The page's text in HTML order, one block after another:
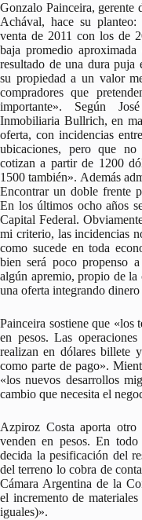
Gonzalo Painceira,
Achával, hace su
venta de 2011 con los de
baja promedio
resultado de una dura puja
su propiedad a un valor
compradores que
importante». Según
Inmobiliaria Bullrich, en
oferta, con incidencias
ubicaciones, pero que
cotizan a partir de 1200
1500 también». Además
Encontrar un doble frente
En los últimos ocho años
Capital Federal.
mi criterio, las incidencias
como sucede en toda
bien será poco propenso
algún apremio, propio de la
una oferta integrando
Painceira sostiene que «los
en pesos. Las
realizan en dólares billete
como parte de pago».
«los nuevos desarrollos
cambio que necesita el
Azpiroz Costa aporta otro
venden en pesos. En
decida la pesificación del
del terreno lo cobra de
Cámara Argentina de la
el incremento de
iguales)».